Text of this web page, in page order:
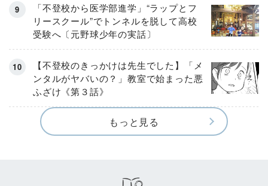
「不登校から医学部進学」“ラップとフ
リースクール”でトンネルを脱して高校
受験へ〔元野球少年の実話〕
【不登校のきっかけは先生でした】「メ
ンタルがヤバいの？」教室で始まった悪
ふざけ《第３話》
もっと見る